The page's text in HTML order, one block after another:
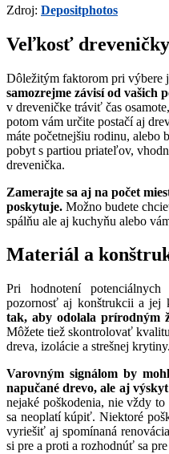
Zdroj: Depositphotos
Veľkosť dreveničky
Dôležitým faktorom pri výbere
samozrejme závisí od vašich
v dreveničke tráviť čas
potom vám určite postačí aj
máte početnejšiu rodinu, alebo
pobyt s partiou priateľov,
drevenička.
Zamerajte sa aj na počet
poskytuje. Možno budete
spálňu ale aj kuchyňu alebo
Materiál a
Pri hodnotení
pozornosť aj konštrukcii a jej
tak, aby odolala prírodným
Môžete tiež skontrolovať
dreva, izolácie a strešnej krytiny.
Varovným signálom by
napučané drevo, ale aj
nejaké poškodenia, nie vždy
sa neoplatí kúpiť. Niektoré
vyriešiť aj spomínaná
si pre a proti a rozhodnúť sa